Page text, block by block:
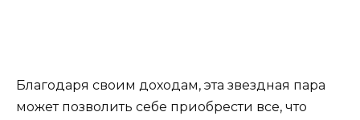
Благодаря своим доходам, эта звездная пара
может позволить себе приобрести все, что